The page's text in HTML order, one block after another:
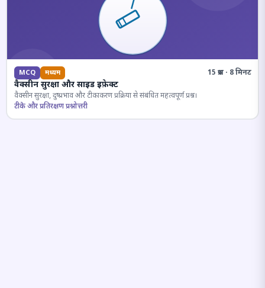
MCQ मध्यम 15 प्रश्न · 8 मिनट
वैक्सीन सुरक्षा और साइड इफ़ेक्ट
वैक्सीन सुरक्षा, दुष्प्रभाव और टीकाकरण प्रक्रिया से संबंधित महत्वपूर्ण प्रश्न।
टीके और प्रतिरक्षण प्रश्नोत्तरी